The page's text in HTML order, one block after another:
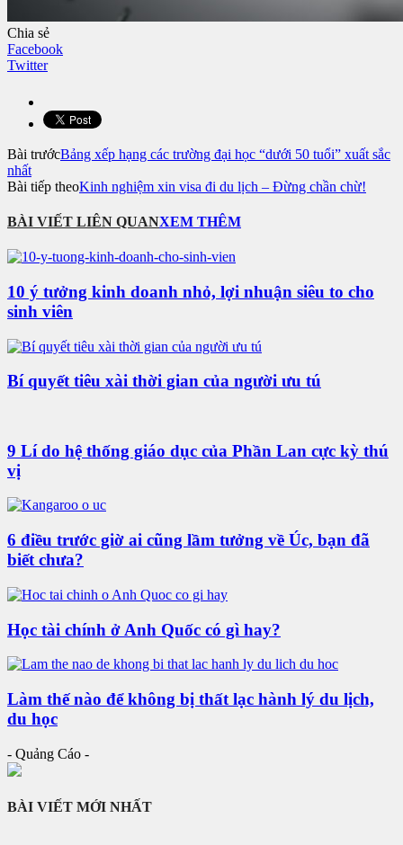
Chia sẻ
Facebook
Twitter
Bài trướcBảng xếp hạng các trường đại học “dưới 50 tuổi” xuất sắc
nhất
Bài tiếp theoKinh nghiệm xin visa đi du lịch – Đừng chần chừ!
BÀI VIẾT LIÊN QUANXEM THÊM
10 ý tưởng kinh doanh nhỏ, lợi nhuận siêu to cho
sinh viên
Bí quyết tiêu xài thời gian của người ưu tú
9 Lí do hệ thống giáo dục của Phần Lan cực kỳ thú
vị
6 điều trước giờ ai cũng lầm tưởng về Úc, bạn đã
biết chưa?
Học tài chính ở Anh Quốc có gì hay?
Làm thế nào để không bị thất lạc hành lý du lịch,
du học
- Quảng Cáo -
BÀI VIẾT MỚI NHẤT